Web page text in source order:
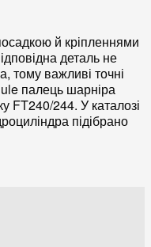
й кріпленнями
деталь не
тому важливі точні
палець шарніра
FT240/244. У каталозі
підібрано